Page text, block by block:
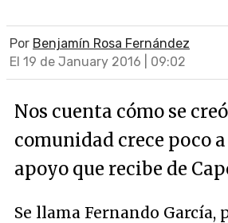
Por Benjamín Rosa Fernández
El 19 de January 2016 | 09:02
Nos cuenta cómo se
comunidad crece poco
apoyo que recibe de
Se llama Fernando García,